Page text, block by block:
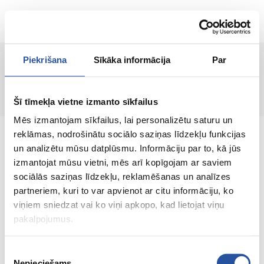
Piekrišana Sīkāka informācija Par
Šī tīmekļa vietne izmanto sīkfailus
Mēs izmantojam sīkfailus, lai personalizētu saturu un
reklāmas, nodrošinātu sociālo saziņas līdzekļu funkcijas
un analizētu mūsu datplūsmu. Informāciju par to, kā jūs
izmantojat mūsu vietni, mēs arī kopīgojam ar saviem
sociālās saziņas līdzekļu, reklamēšanas un analīzes
partneriem, kuri to var apvienot ar citu informāciju, ko
viņiem sniedzat vai ko viņi apkopo, kad lietojat viņu
pakalpojumus.
ET
Lehte ei leitud!
Veebipoodi soodsate hindade ja kvaliteetsete
toodetega, kus kliendi rahulolu on meie
peamine väärtus.
Koik sinu kodu ja aia jaoks!